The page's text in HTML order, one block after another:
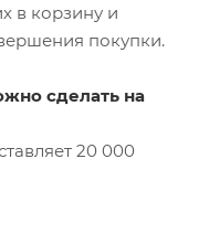
в корзину и
покупки.
сделать на
20 000